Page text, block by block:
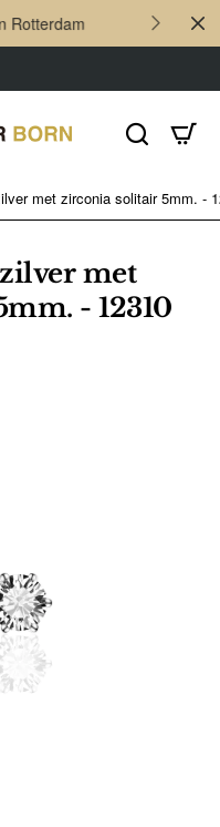
Rotterdam
met
- 12310
met zirconia solitair 5mm. -